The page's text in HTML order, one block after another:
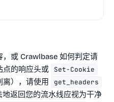
或 Crawlbase 如何判定请
点的响应头或
Set-Cookie
），请使用 get_headers
地返回您的流水线应视为干净